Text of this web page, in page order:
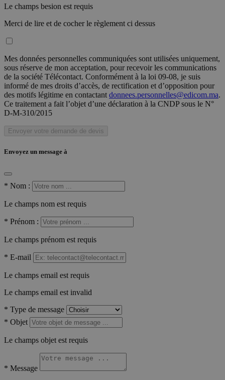
Le champs besion est requis
Merci de lire et de cocher le règlement ci dessus
Mes données personnelles communiquées sont utilisées uniquement,
sous réserve de mon acceptation, pour recevoir les communications
de la société Télécontact. Conformément à la loi 09-08, je suis
informé de mes droits d’accès, de rectification et d’opposition pour
des motifs légitime en contactant donnees.personnelles@edicom.ma.
Ce traitement a fait l’objet d’une déclaration à la CNDP sous le N°
D-M-310/2015
Envoyer votre demande de devis
Envoyez un message à
* Nom :
Le champs nom est requis
* Prénom :
Le champs prénom est requis
* E-mail
Le champs email est requis
Le champs email est invalid
* Type de message
* Objet
Le champs objet est requis
* Message